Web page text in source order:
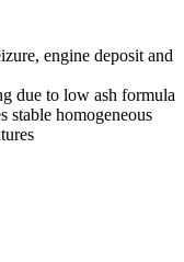
engine deposit and
due to low ash formula
stable homogeneous